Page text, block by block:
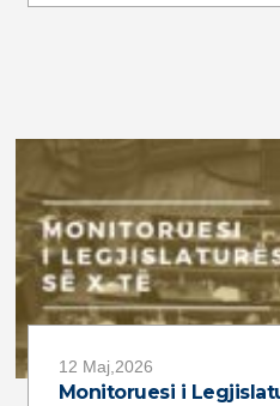
12 Maj,2026
Monitoruesi i